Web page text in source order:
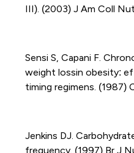
III). (2003) J Am Coll
Sensi S, Capani F.
weight lossin obesity:
timing regimens. (1987)
Jenkins DJ.
frequency. (1997) Br J